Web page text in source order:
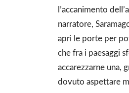
l’accanimento
narratore,
aprì le porte per
che fra i paesaggi
accarezzarne una,
dovuto aspettare